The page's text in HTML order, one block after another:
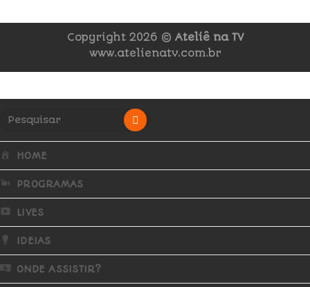
Copyright 2026 © Ateliê na TV
www.atelienatv.com.br
HOME
PROGRAMAS
LIVES
IDEIAS
ONDE ASSISTIR?